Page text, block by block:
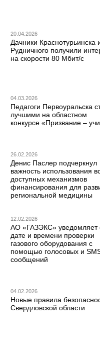
20.04.2026
Дачники Краснотурьинска
Рудничного получили
на скорости 80 Мбит/с
04.03.2026
Педагоги Первоуральска
лучшими на областном
конкурсе «Призвание –
26.02.2026
Денис Паслер подчеркнул
важность использования
доступных механизмов
финансирования для
региональной медицины
12.02.2026
АО «ГАЗЭКС» уведомляет
дате и времени проверки
газового оборудования с
помощью голосовых и
сообщений
04.02.2026
Новые правила
Свердловской области